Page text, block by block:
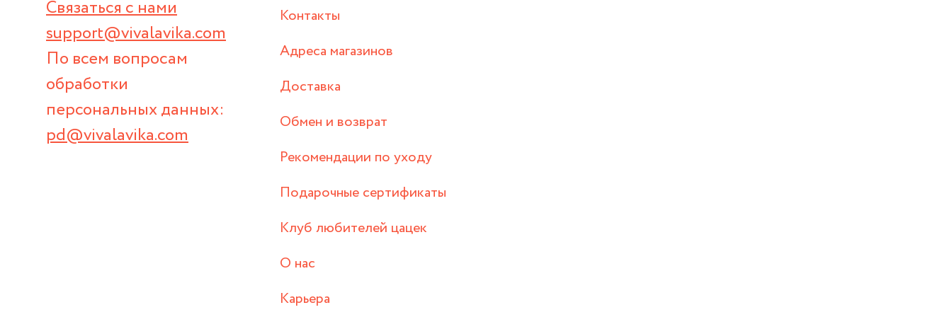
Связаться с нами
support@vivalavika.com
По всем вопросам
обработки
персональных данных:
pd@vivalavika.com
Контакты
Адреса магазинов
Доставка
Обмен и возврат
Рекомендации по уходу
Подарочные сертификаты
Клуб любителей цацек
О нас
Карьера